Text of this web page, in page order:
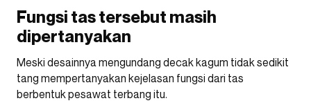
Fungsi tas tersebut masih
dipertanyakan
Meski desainnya mengundang decak kagum tidak sedikit
tang mempertanyakan kejelasan fungsi dari tas
berbentuk pesawat terbang itu.